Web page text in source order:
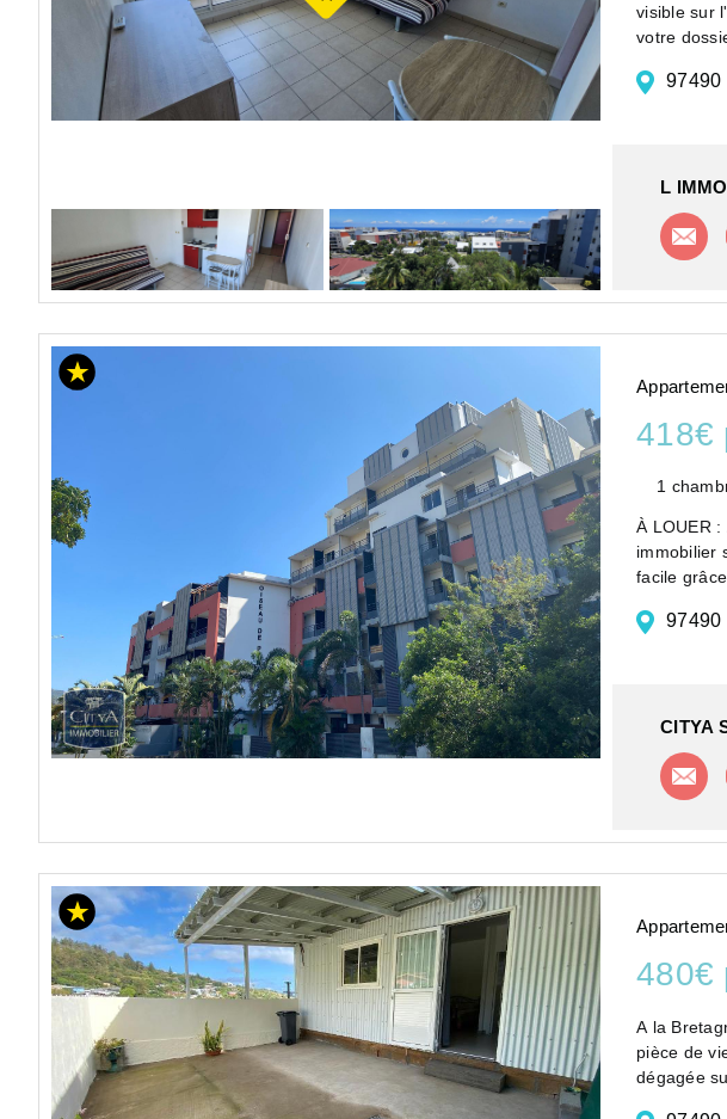
visible sur
votre
97490
L
418€
1
À LOUER
immobilier
facile
97490
CITYA
480€
A la Bretagne au 213 Bis Chemin Montauban- venez découvrir cet appartement 1 pièce de
pièce de
dégagée